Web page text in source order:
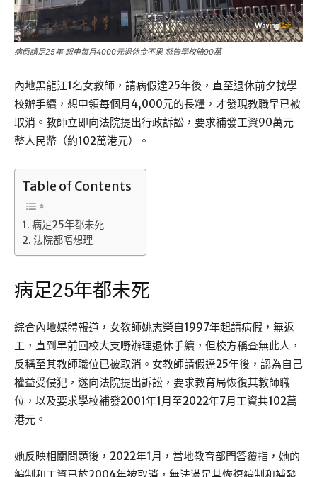
病假請足25年 想申每月4000元退休金不果 怒告學校賠90萬
內地黑龍江1名女教師，請病假達25年後，直至退休前夕找學
校辦手續，想申領每個月4,000元的長糧，才發現教職早已被
取消。教師立即向法院提出行政訴訟，要求補發工資90萬元
整人民幣（約102萬港元）。
Table of Contents
病足25年都未死
法院都唔想理
病足25年都未死
綜合內地媒體報道，女教師姚志榮自1997年起請病假，無返
工，直到早前回校大支嘢辦理退休手續，但校方稱查無此人，
反稱至其教師職位已被取消。女教師請假達25年後，認為自己
權益受侵犯，遂向法院提出訴訟，要求教育局恢復其教師職
位，以及要求學校補發2001年1月至2022年7月工資共102萬
港元。
她反映相關問題後，2022年1月，當地教育部門答覆指，她的